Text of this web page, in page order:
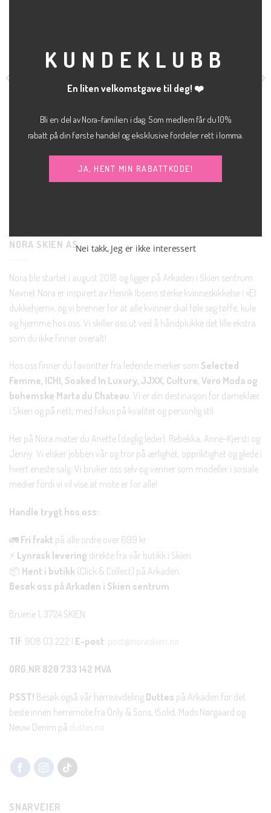
Rita-ria cropped
Andrea loose logo tee
sort
NORA SKIEN AS
Nora ble startet i august 2018 og ligger på Arkaden i Skien sentrum.
Navnet Nora er inspirert av Henrik Ibsens sterke kvinneskikkelse i «Et
dukkehjem», og vi brenner for at alle kvinner skal føle seg tøffe, kule
og hjemme hos oss. Vi skiller oss ut ved å håndplukke det lille ekstra
som du ikke finner overalt!
Hos oss finner du favoritter fra ledende merker som Selected
Femme, ICHI, Soaked In Luxury, JJXX, Culture, Vero Moda og
bohemske Marta du Chateau. Vi er din destinasjon for dameklær
i Skien og på nett, med fokus på kvalitet og personlig stil.
Her på Nora møter du Anette (daglig leder), Rebekka, Anne-Kjersti og
Jenny. Vi elsker jobben vår og tror på ærlighet, oppriktighet og glede i
hvert eneste salg. Vi bruker oss selv og venner som modeller i sosiale
medier fordi vi vil vise at mote er for alle!
Handle trygt hos oss:
🚛 Fri frakt på alle ordre over 699 kr.
⚡ Lynrask levering direkte fra vår butikk i Skien.
📦 Hent i butikk (Click & Collect) på Arkaden.
Besøk oss på Arkaden i Skien sentrum
Bruene 1, 3724 SKIEN
Tlf: 908 03 222 | E-post: post@noraskien.no
ORG.NR 820 733 142 MVA
PSST! Besøk også vår herreavdeling Duttes på Arkaden for det
beste innen herremote fra Only & Sons, !Solid, Mads Nørgaard og
Neuw Denim på duttes.no
SNARVEIER
KUNDEKLUBB
En liten velkomstgave til deg! ❤️
Bli en del av Nora-familien i dag. Som medlem får du 10%
rabatt på din første handel og eksklusive fordeler rett i lomma.
JA, HENT MIN RABATTKODE!
Nei takk, Jeg er ikke interessert